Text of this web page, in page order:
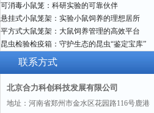
可消毒小鼠笼：科研实验的可靠伙伴
悬挂式小鼠笼架：实验小鼠饲养的理想居所
平方式大鼠笼架：大鼠饲养管理的高效平台
昆虫检验检疫箱：守护生态的昆虫“鉴定宝库”
联系方式
北京合力科创科技发展有限公司
地址：河南省郑州市金水区花园路116号鹿港